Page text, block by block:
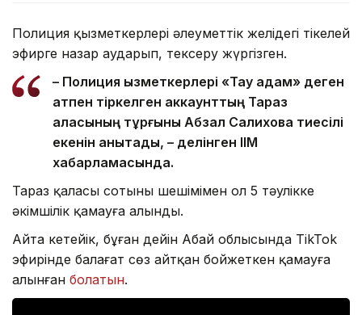
Полиция қызметкерлері әлеуметтік желідегі тікелей
эфирге назар аударып, тексеру жүргізген.
– Полиция қызметкерлері «Тау адам» деген
атпен тіркелген аккаунттың Тараз
қаласының тұрғыны Абзал Салиховқа тиесілі
екенін анықтады, – делінген ІІМ
хабарламасында.
Тараз қаласы сотының шешімімен ол 5 тәулікке
әкімшілік қамауға алынды.
Айта кетейік, бұған дейін Абай облысында TikTok
эфирінде балағат сөз айтқан бойжеткен қамауға
алынған болатын.